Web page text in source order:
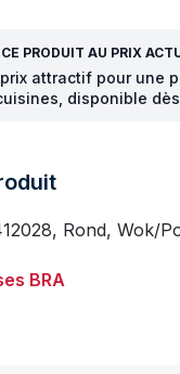
PRODUIT AU PRIX
attractif pour une
disponible dès
Rond, Wok/
BRA